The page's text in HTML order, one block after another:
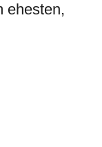
ehesten,